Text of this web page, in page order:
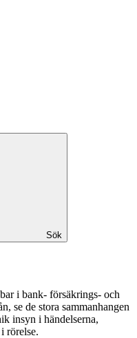
Sök
i bank- försäkrings- och
se de stora sammanhangen
insyn i händelserna,
rörelse.